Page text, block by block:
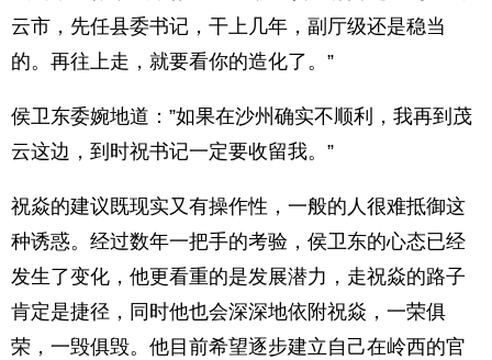
云市，先任县委书记，干上几年，副厅级还是稳当
的。再往上走，就要看你的造化了。”
侯卫东委婉地道：”如果在沙州确实不顺利，我再到茂
云这边，到时祝书记一定要收留我。”
祝焱的建议既现实又有操作性，一般的人很难抵御这
种诱惑。经过数年一把手的考验，侯卫东的心态已经
发生了变化，他更看重的是发展潜力，走祝焱的路子
肯定是捷径，同时他也会深深地依附祝焱，一荣俱
荣，一毁俱毁。他目前希望逐步建立自己在岭西的官